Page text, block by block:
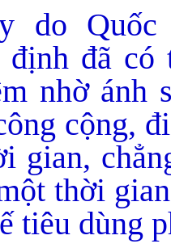
do
định đã
nhờ ánh
cộng,
gian,
thời
tiêu dùng